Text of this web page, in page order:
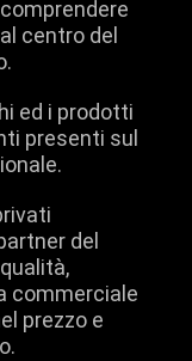
centro del
ed i prodotti
presenti sul
del
commerciale
prezzo e